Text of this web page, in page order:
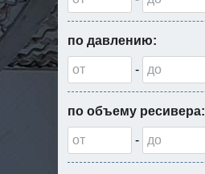
по давлению:
-
по объему ресивера:
-